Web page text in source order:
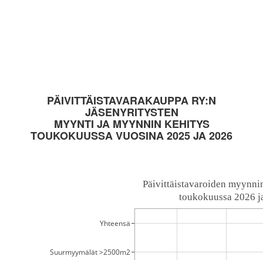
PÄIVITTÄISTAVARAKAUPPA RY:N
JÄSENYRITYSTEN
MYYNTI JA MYYNNIN KEHITYS
TOUKOKUUSSA VUOSINA 2025 JA 2026
Suurmyymälät >2500m2
Yhteensä
Päivittäistavaroiden
toukokuussa 2026